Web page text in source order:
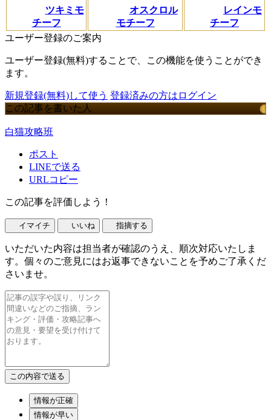
ツキミモ
チーフ
オスクロル
モチーフ
レインモ
チーフ
ユーザー登録のご案内
ユーザー登録(無料)することで、この機能を使うことができ
ます。
新規登録(無料)して使う 登録済みの方はログイン
この記事を書いた人
白猫攻略班
ポスト
LINEで送る
URLコピー
この記事を評価しよう！
イマイチ いいね 指摘する
いただいた内容は担当者が確認のうえ、順次対応いたしま
す。個々のご意見にはお返事できないことを予めご了承くだ
さいませ。
情報が正確
情報が早い